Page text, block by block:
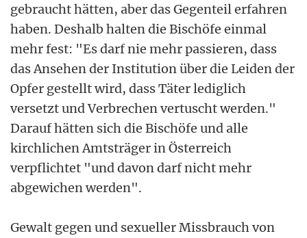
gebraucht hätten, aber das Gegenteil erfahren
haben. Deshalb halten die Bischöfe einmal
mehr fest: "Es darf nie mehr passieren, dass
das Ansehen der Institution über die Leiden der
Opfer gestellt wird, dass Täter lediglich
versetzt und Verbrechen vertuscht werden."
Darauf hätten sich die Bischöfe und alle
kirchlichen Amtsträger in Österreich
verpflichtet "und davon darf nicht mehr
abgewichen werden".
Gewalt gegen und sexueller Missbrauch von